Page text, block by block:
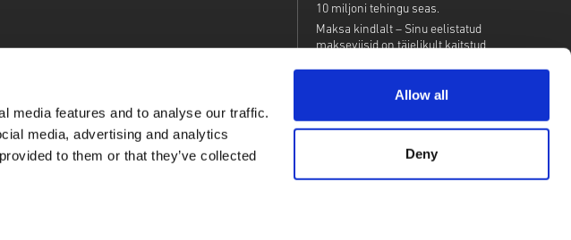
media features and to analyse our traffic.
media, advertising and analytics
to them or that they’ve collected
Allow all
Deny
10 miljoni tehingu seas.
Maksa kindlalt – Sinu eelistatud
makseviisid on täielikult kaitstud.